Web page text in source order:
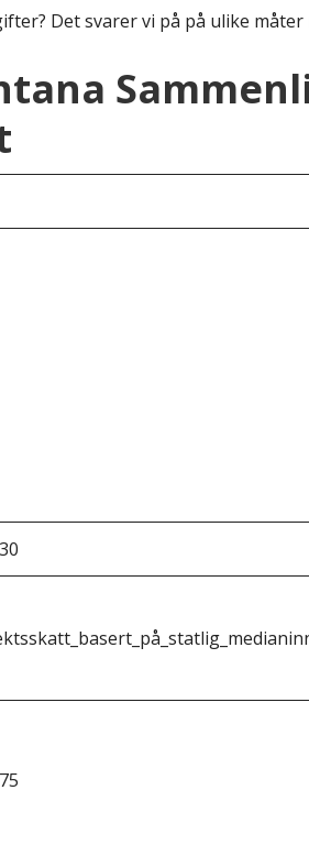
Det svarer vi på på ulike